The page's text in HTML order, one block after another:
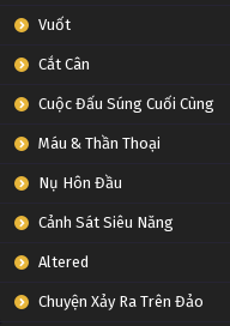
Vuốt
Cắt Cân
Cuộc Đấu Súng Cuối Cùng
Máu & Thần Thoại
Nụ Hôn Đầu
Cảnh Sát Siêu Năng
Altered
Chuyện Xảy Ra Trên Đảo